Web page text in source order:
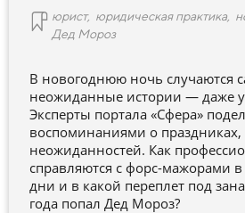
юрист, юридическая практика
Дед Мороз
В новогоднюю ночь случаются
неожиданные истории — даже
Эксперты портала «Сфера»
воспоминаниями о
неожиданностей. Как
справляются с форс-мажорами
дни и в какой переплет под
года попал Дед Мороз?